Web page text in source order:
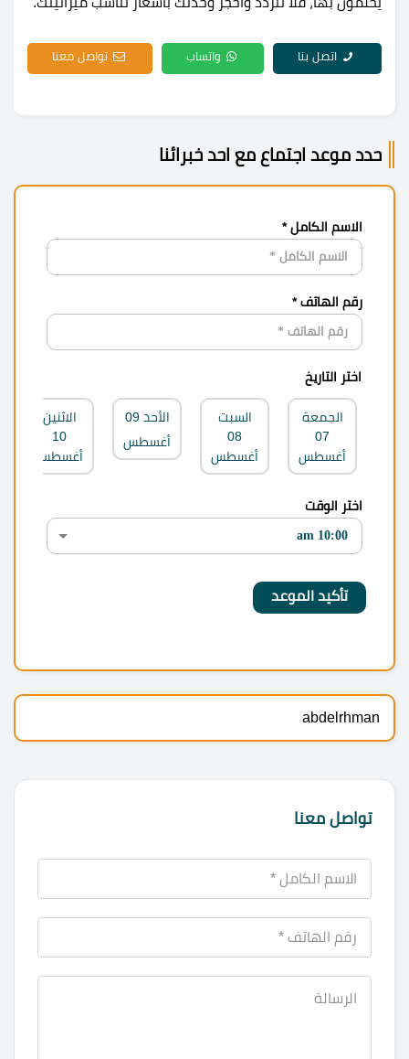
اتصل بنا واتساب تواصل معنا
حدد موعد اجتماع مع احد خبرائنا
الاسم الكامل *
رقم الهاتف *
اختر التاريخ
الجمعة
07
أغسطس
السبت
08
أغسطس
الأحد 09
أغسطس
الاثنين
10
أغسطس
اختر الوقت
abdelrhman
تواصل معنا